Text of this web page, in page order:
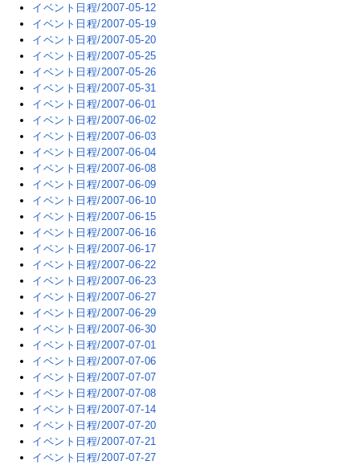
イベント日程/2007-05-12
イベント日程/2007-05-19
イベント日程/2007-05-20
イベント日程/2007-05-25
イベント日程/2007-05-26
イベント日程/2007-05-31
イベント日程/2007-06-01
イベント日程/2007-06-02
イベント日程/2007-06-03
イベント日程/2007-06-04
イベント日程/2007-06-08
イベント日程/2007-06-09
イベント日程/2007-06-10
イベント日程/2007-06-15
イベント日程/2007-06-16
イベント日程/2007-06-17
イベント日程/2007-06-22
イベント日程/2007-06-23
イベント日程/2007-06-27
イベント日程/2007-06-29
イベント日程/2007-06-30
イベント日程/2007-07-01
イベント日程/2007-07-06
イベント日程/2007-07-07
イベント日程/2007-07-08
イベント日程/2007-07-14
イベント日程/2007-07-20
イベント日程/2007-07-21
イベント日程/2007-07-27